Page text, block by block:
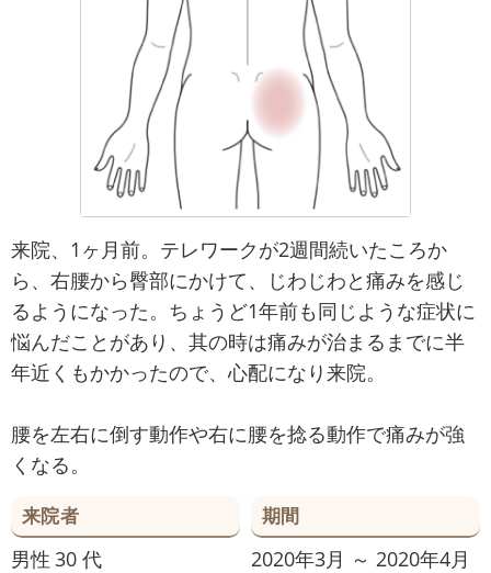
来院、1ヶ月前。テレワークが2週間続いたころか
ら、右腰から臀部にかけて、じわじわと痛みを感じ
るようになった。ちょうど1年前も同じような症状に
悩んだことがあり、其の時は痛みが治まるまでに半
年近くもかかったので、心配になり来院。
腰を左右に倒す動作や右に腰を捻る動作で痛みが強
くなる。
来院者
男性 30 代
期間
2020年3月 ～ 2020年4月